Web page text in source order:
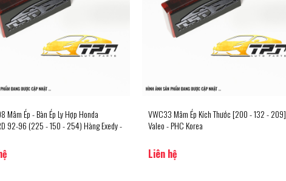
Mâm Ép - Bàn Ép Ly Hợp Honda
92-96 (225 - 150 - 254) Hàng Exedy -
VWC33 Mâm Ép Kích Thước [200 - 132 - 209]
Valeo - PHC Korea
Liên hệ